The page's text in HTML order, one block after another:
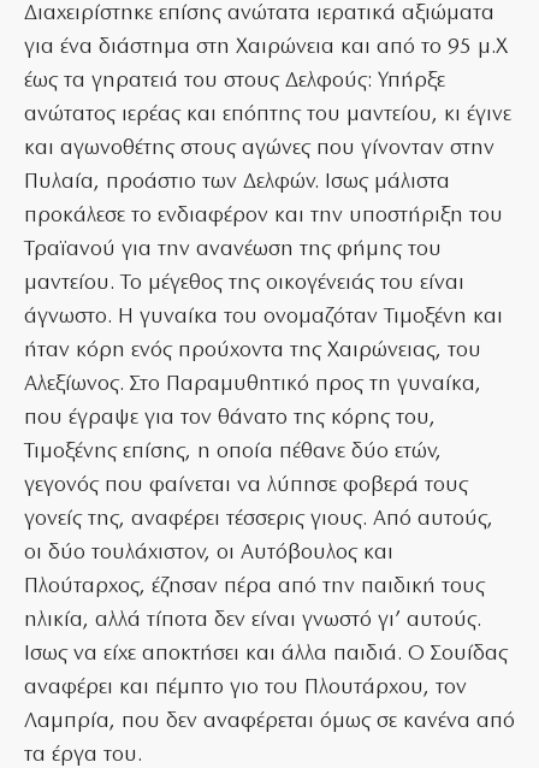
Διαχειρίστηκε επίσης ανώτατα ιερατικά αξιώματα
για ένα διάστημα στη Χαιρώνεια και από το 95 μ.Χ
έως τα γηρατειά του στους Δελφούς: Υπήρξε
ανώτατος ιερέας και επόπτης του μαντείου, κι έγινε
και αγωνοθέτης στους αγώνες που γίνονταν στην
Πυλαία, προάστιο των Δελφών. Ισως μάλιστα
προκάλεσε το ενδιαφέρον και την υποστήριξη του
Τραϊανού για την ανανέωση της φήμης του
μαντείου. Το μέγεθος της οικογένειάς του είναι
άγνωστο. Η γυναίκα του ονομαζόταν Τιμοξένη και
ήταν κόρη ενός προύχοντα της Χαιρώνειας, του
Αλεξίωνος. Στο Παραμυθητικό προς τη γυναίκα,
που έγραψε για τον θάνατο της κόρης του,
Τιμοξένης επίσης, η οποία πέθανε δύο ετών,
γεγονός που φαίνεται να λύπησε φοβερά τους
γονείς της, αναφέρει τέσσερις γιους. Από αυτούς,
οι δύο τουλάχιστον, οι Αυτόβουλος και
Πλούταρχος, έζησαν πέρα από την παιδική τους
ηλικία, αλλά τίποτα δεν είναι γνωστό γι’ αυτούς.
Ισως να είχε αποκτήσει και άλλα παιδιά. Ο Σουίδας
αναφέρει και πέμπτο γιο του Πλουτάρχου, τον
Λαμπρία, που δεν αναφέρεται όμως σε κανένα από
τα έργα του.